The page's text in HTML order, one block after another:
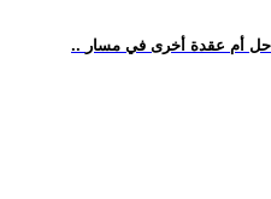
حل أم عقدة أخرى في مسار